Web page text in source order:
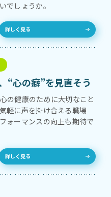
でしょうか。
詳しく見る
“心の癖”を見直そう
の健康のために大切なこと
軽に声を掛け合える職場
ォーマンスの向上も期待で
詳しく見る